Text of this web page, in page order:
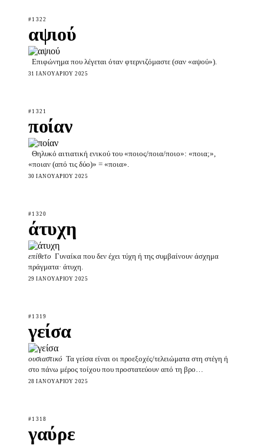
#1322
αψιού
Επιφώνημα που λέγεται όταν φτερνιζόμαστε (σαν «αψού»).
31 ΙΑΝΟΥΑΡΊΟΥ 2025
#1321
ποίαν
Θηλυκό αιτιατική ενικού του «ποιος/ποια/ποιο»: «ποια;»,
«ποιαν (από τις δύο)» = «ποια».
30 ΙΑΝΟΥΑΡΊΟΥ 2025
#1320
άτυχη
επίθετο Γυναίκα που δεν έχει τύχη ή της συμβαίνουν άσχημα
πράγματα· άτυχη.
29 ΙΑΝΟΥΑΡΊΟΥ 2025
#1319
γείσα
ουσιαστικό Τα γείσα είναι οι προεξοχές/τελειώματα στη στέγη ή
στο πάνω μέρος τοίχου που προστατεύουν από τη βρο…
28 ΙΑΝΟΥΑΡΊΟΥ 2025
#1318
γαύρε